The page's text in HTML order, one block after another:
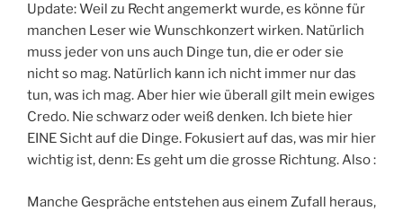
Update: Weil zu Recht angemerkt wurde, es könne für
manchen Leser wie Wunschkonzert wirken. Natürlich
muss jeder von uns auch Dinge tun, die er oder sie
nicht so mag. Natürlich kann ich nicht immer nur das
tun, was ich mag. Aber hier wie überall gilt mein ewiges
Credo. Nie schwarz oder weiß denken. Ich biete hier
EINE Sicht auf die Dinge. Fokusiert auf das, was mir hier
wichtig ist, denn: Es geht um die grosse Richtung. Also :
Manche Gespräche entstehen aus einem Zufall heraus,